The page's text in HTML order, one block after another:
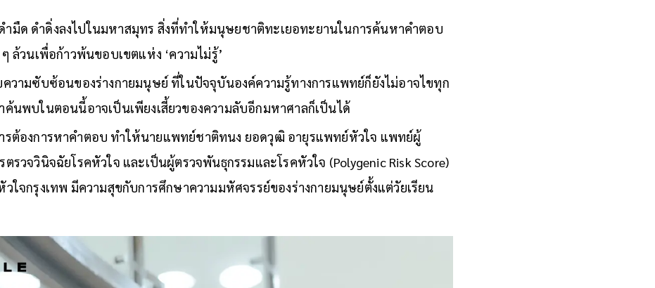
ำมืด ดำดิ่งลงไปในมหาสมุทร สิ่งที่ทำให้มนุษยชาติทะเยอทะยานในการค้นหาคำตอบ
ล้วนเพื่อก้าวพ้นขอบเขตแห่ง ‘ความไม่รู้’
ความซับซ้อนของร่างกายมนุษย์ ที่ในปัจจุบันองค์ความรู้ทางการแพทย์ก็ยังไม่อาจไขทุก
ค้นพบในตอนนี้อาจเป็นเพียงเสี้ยวของความลับอีกมหาศาลก็เป็นได้
รต้องการหาคำตอบ ทำให้นายแพทย์ชาติทนง ยอดวุฒิ อายุรแพทย์หัวใจ แพทย์ผู้
รวจวินิจฉัยโรคหัวใจ และเป็นผู้ตรวจพันธุกรรมและโรคหัวใจ (Polygenic Risk Score)
วใจกรุงเทพ มีความสุขกับการศึกษาความมหัศจรรย์ของร่างกายมนุษย์ตั้งแต่วัยเรียน